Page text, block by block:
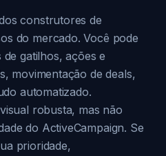
construtores de
do mercado. Você pode
gatilhos, ações e
movimentação de deals,
automatizado.
robusta, mas não
do ActiveCampaign. Se
prioridade,